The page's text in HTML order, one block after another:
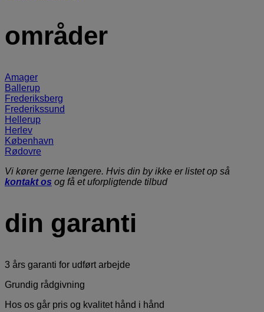
områder
Amager
Ballerup
Frederiksberg
Frederikssund
Hellerup
Herlev
København
Rødovre
Vi kører gerne længere. Hvis din by ikke er listet op så
kontakt os og få et uforpligtende tilbud
din garanti
3 års garanti for udført arbejde
Grundig rådgivning
Hos os går pris og kvalitet hånd i hånd